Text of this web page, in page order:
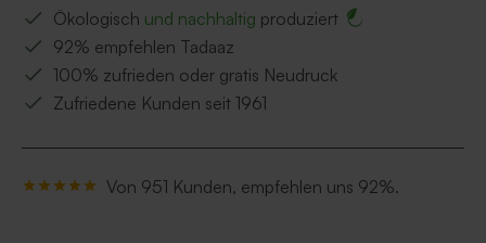
Ökologisch und nachhaltig produziert
92% empfehlen Tadaaz
100% zufrieden oder gratis Neudruck
Zufriedene Kunden seit 1961
Von 951 Kunden, empfehlen uns 92%.